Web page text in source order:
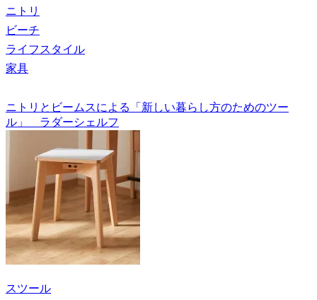
ニトリ
ビーチ
ライフスタイル
家具
ニトリとビームスによる「新しい暮らし方のためのツー
ル」 ラダーシェルフ
スツール